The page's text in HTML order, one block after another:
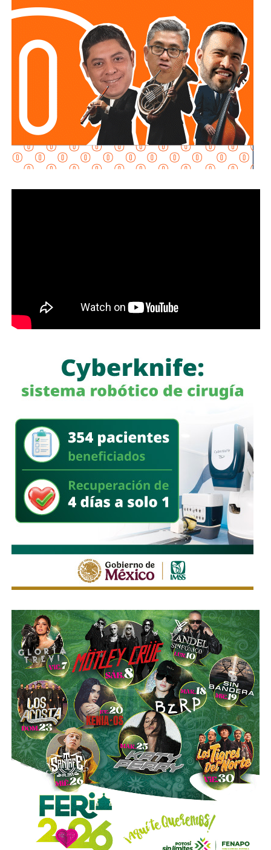
Adelantó que el resultado de las diligencias definirá si
hubo alguna irregularidad.
Al momento de la entrevista, la fiscal no había tenido
Juan Antonio Villa Gutiérrez
García Cázaresllamó a la ciudadanía a denunciar
cualquier conducta irregular y aclaró que el llamado no se
“apertura total” de la dependencia para recibir esas
delincuentes y asegura armas durante operativos en SLP